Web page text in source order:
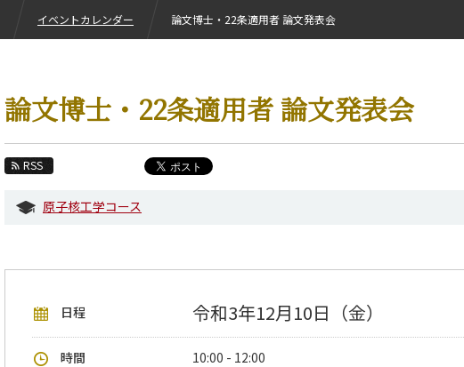
論文博士・22条適用者 論文発表会
RSS
原子核工学コース
日程 令和3年12月10日（金）
時間 10:00 - 12:00
イベントカレンダー 論文博士・22条適用者 論文発表会